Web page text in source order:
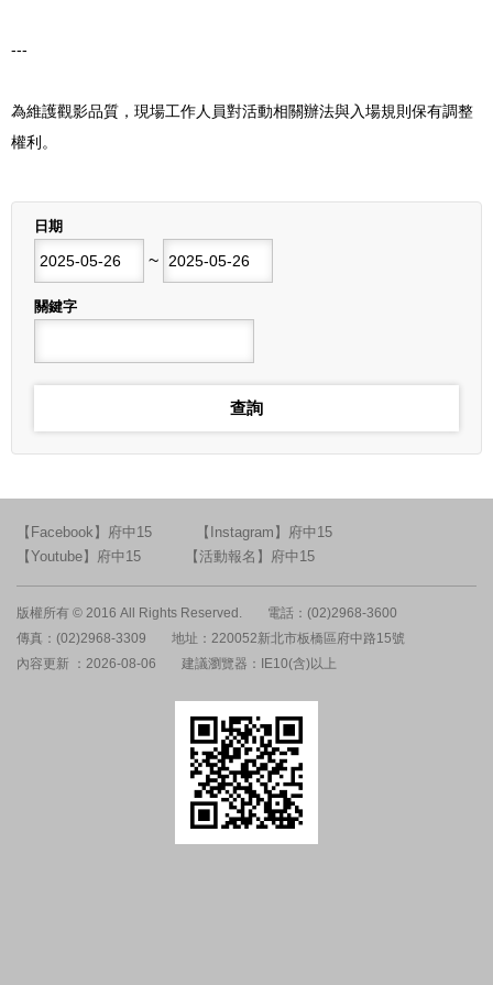
---
為維護觀影品質，現場工作人員對活動相關辦法與入場規則保有調整
權利。
日期
~
結束日期
關鍵字
【Facebook】府中15
【Instagram】府中15
【Youtube】府中15
【活動報名】府中15
版權所有 © 2016 All Rights Reserved.
電話：(02)2968-3600
傳真：(02)2968-3309
地址：220052新北市板橋區府中路15號
內容更新 ：2026-08-06
建議瀏覽器：IE10(含)以上